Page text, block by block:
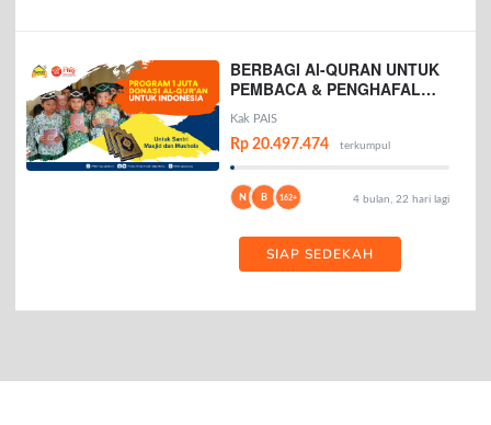
BERBAGI Al-QURAN UNTUK
PEMBACA & PENGHAFAL
AL-QURAN
Kak PAIS
Rp 20.497.474 terkumpul
N B 162+ 4 bulan, 22 hari lagi
SIAP SEDEKAH